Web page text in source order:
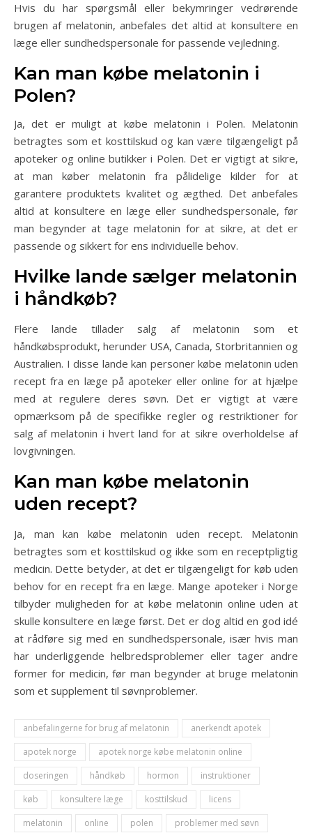
Hvis du har spørgsmål eller bekymringer vedrørende
brugen af melatonin, anbefales det altid at konsultere en
læge eller sundhedspersonale for passende vejledning.
Kan man købe melatonin i
Polen?
Ja, det er muligt at købe melatonin i Polen. Melatonin
betragtes som et kosttilskud og kan være tilgængeligt på
apoteker og online butikker i Polen. Det er vigtigt at sikre,
at man køber melatonin fra pålidelige kilder for at
garantere produktets kvalitet og ægthed. Det anbefales
altid at konsultere en læge eller sundhedspersonale, før
man begynder at tage melatonin for at sikre, at det er
passende og sikkert for ens individuelle behov.
Hvilke lande sælger melatonin
i håndkøb?
Flere lande tillader salg af melatonin som et
håndkøbsprodukt, herunder USA, Canada, Storbritannien og
Australien. I disse lande kan personer købe melatonin uden
recept fra en læge på apoteker eller online for at hjælpe
med at regulere deres søvn. Det er vigtigt at være
opmærksom på de specifikke regler og restriktioner for
salg af melatonin i hvert land for at sikre overholdelse af
lovgivningen.
Kan man købe melatonin
uden recept?
Ja, man kan købe melatonin uden recept. Melatonin
betragtes som et kosttilskud og ikke som en receptpligtig
medicin. Dette betyder, at det er tilgængeligt for køb uden
behov for en recept fra en læge. Mange apoteker i Norge
tilbyder muligheden for at købe melatonin online uden at
skulle konsultere en læge først. Det er dog altid en god idé
at rådføre sig med en sundhedspersonale, især hvis man
har underliggende helbredsproblemer eller tager andre
former for medicin, før man begynder at bruge melatonin
som et supplement til søvnproblemer.
anbefalingerne for brug af melatonin
anerkendt apotek
apotek norge
apotek norge købe melatonin online
doseringen
håndkøb hormon
instruktioner
køb
konsultere læge kosttilskud
licens
melatonin
online polen problemer med søvn